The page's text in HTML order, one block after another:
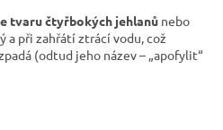
tvaru čtyřbokých jehlanů nebo
a při zahřátí ztrácí vodu, což
(odtud jeho název – „apofylit“